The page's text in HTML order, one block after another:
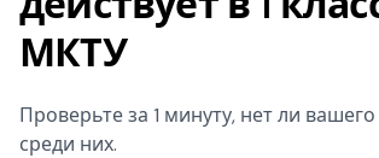
МКТУ
Проверьте за 1 минуту, нет ли
среди них.